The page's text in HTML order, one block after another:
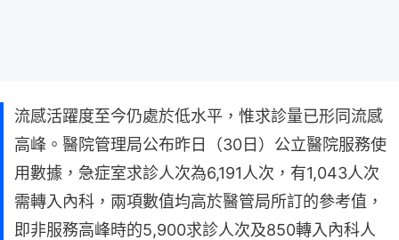
流感活躍度至今仍處於低水平，惟求診量已形同流感
高峰。醫院管理局公布昨日（30日）公立醫院服務使
用數據，急症室求診人次為6,191人次，有1,043人次
需轉入內科，兩項數值均高於醫管局所訂的參考值，
即非服務高峰時的5,900求診人次及850轉入內科人